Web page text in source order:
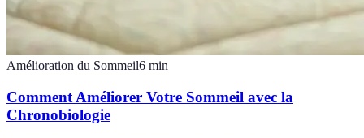
Amélioration du Sommeil6 min
Comment Améliorer Votre Sommeil avec la
Chronobiologie